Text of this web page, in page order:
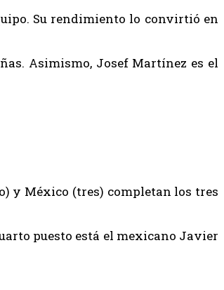
Su rendimiento lo convirtió en
Asimismo, Josef Martínez es el
y México (tres) completan los tres
puesto está el mexicano Javier